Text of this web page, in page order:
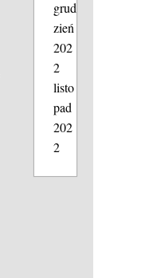
grud
zień
202
2
listo
pad
202
2